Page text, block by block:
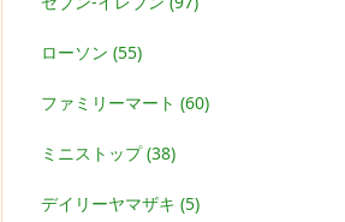
ローソン(55)
ファミリーマート(60)
ミニストップ(38)
デイリーヤマザキ(5)